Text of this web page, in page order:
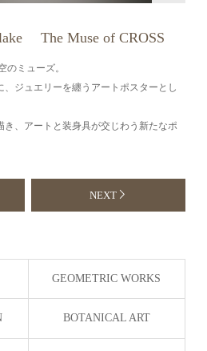
The Muse of CROSS
のミューズ。
ジュエリーを纏うアートポスターとし
き、アートと装身具が交じわう新たなポ
NEXT
GEOMETRIC WORKS
Silent Geometry
BOTANICAL ART